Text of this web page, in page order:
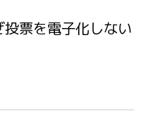
票を電子化しない